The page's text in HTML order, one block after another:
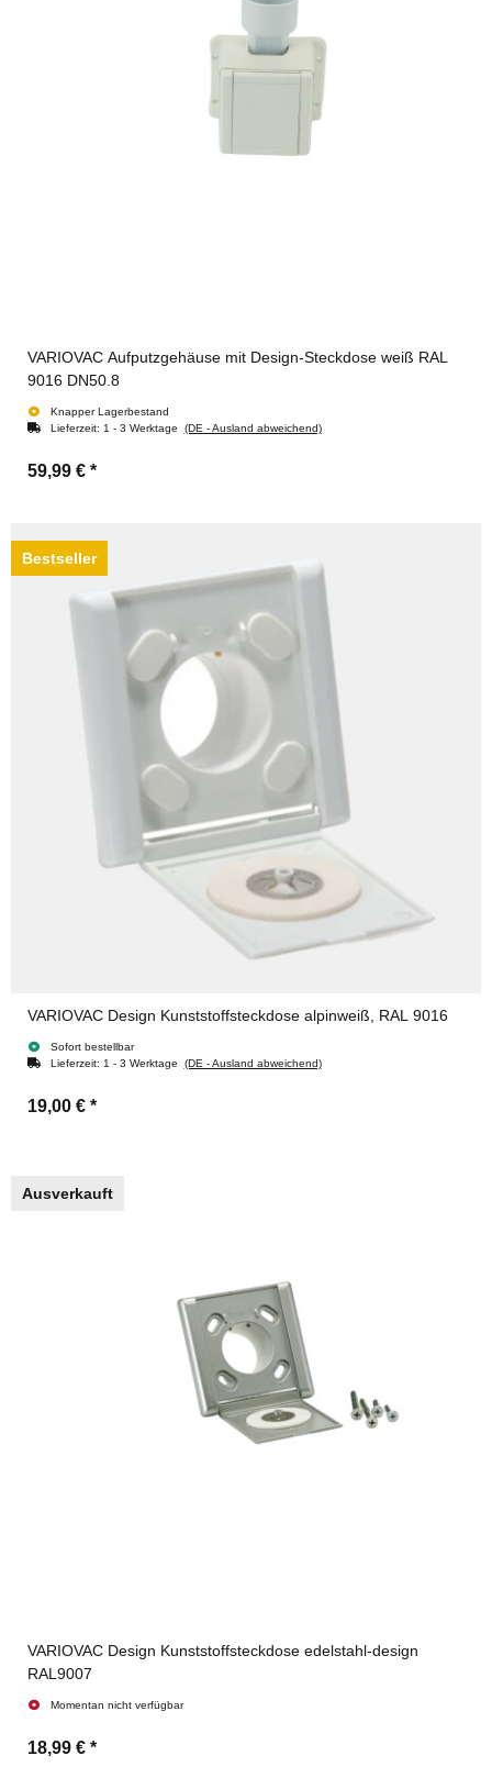
VARIOVAC Aufputzgehäuse mit Design-Steckdose weiß RAL
9016 DN50.8
Knapper Lagerbestand
Lieferzeit: 1 - 3 Werktage (DE - Ausland abweichend)
59,99 € *
Bestseller
VARIOVAC Design Kunststoffsteckdose alpinweiß, RAL 9016
Sofort bestellbar
Lieferzeit: 1 - 3 Werktage (DE - Ausland abweichend)
19,00 € *
Ausverkauft
VARIOVAC Design Kunststoffsteckdose edelstahl-design
RAL9007
Momentan nicht verfügbar
18,99 € *